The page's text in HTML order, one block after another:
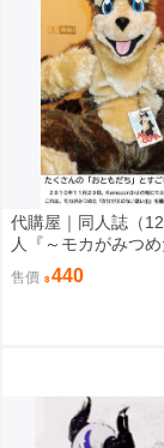
代購屋｜同人誌（
人『～モカがみつめ
上下左右 ふちなし印
售價 440